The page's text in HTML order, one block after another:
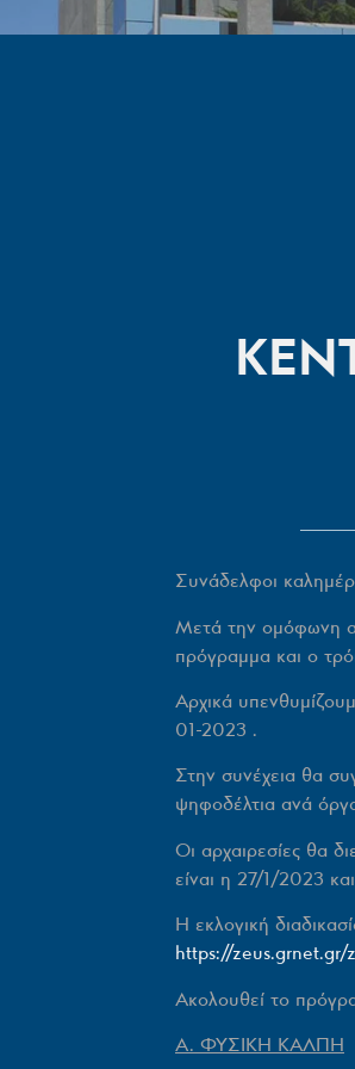
Συνάδελφοι
Μετά την ομόφωνη
πρόγραμμα και ο
Αρχικά
01-2023 .
Στην συνέχεια θα
ψηφοδέλτια ανά
Οι αρχαιρεσίες θα
είναι η 27/1/2023
Η εκλογική
https://
Ακολουθεί το
Α. ΦΥΣΙΚΗ ΚΑΛΠΗ